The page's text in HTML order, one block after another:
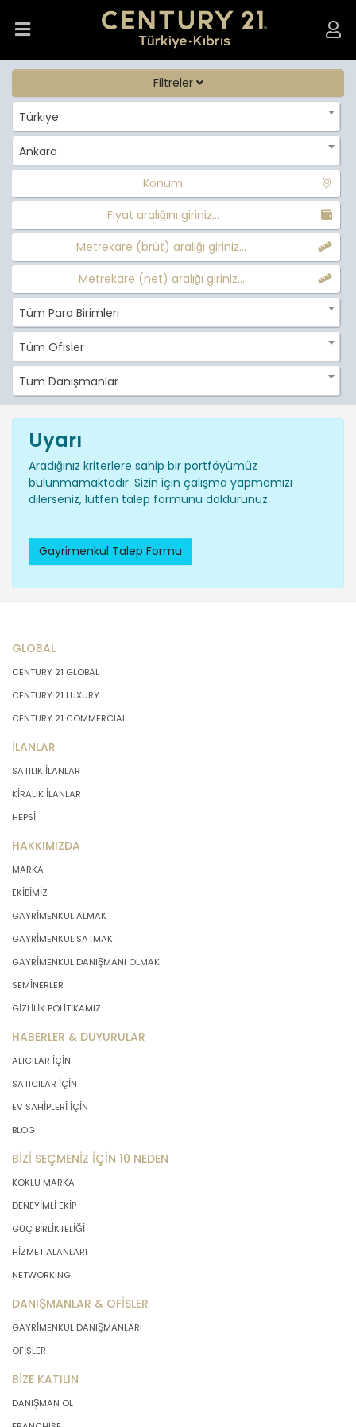
Filtreler
Türkiye
Ankara
Konum
Fiyat aralığını giriniz...
Metrekare (brüt) aralığı giriniz...
Metrekare (net) aralığı giriniz...
Tüm Para Birimleri
Tüm Ofisler
Tüm Danışmanlar
Uyarı
Aradığınız kriterlere sahip bir portföyümüz
bulunmamaktadır. Sizin için çalışma yapmamızı
dilerseniz, lütfen talep formunu doldurunuz.
Gayrimenkul Talep Formu
GLOBAL
CENTURY 21 GLOBAL
CENTURY 21 LUXURY
CENTURY 21 COMMERCIAL
İLANLAR
SATILIK İLANLAR
KİRALIK İLANLAR
HEPSİ
HAKKIMIZDA
MARKA
EKİBİMİZ
GAYRİMENKUL ALMAK
GAYRİMENKUL SATMAK
GAYRİMENKUL DANIŞMANI OLMAK
SEMİNERLER
GİZLİLİK POLİTİKAMIZ
HABERLER & DUYURULAR
ALICILAR İÇİN
SATICILAR İÇİN
EV SAHİPLERİ İÇİN
BLOG
BİZİ SEÇMENİZ İÇİN 10 NEDEN
KÖKLÜ MARKA
DENEYİMLİ EKİP
GÜÇ BİRLİKTELİĞİ
HİZMET ALANLARI
NETWORKING
DANIŞMANLAR & OFİSLER
GAYRİMENKUL DANIŞMANLARI
OFİSLER
BİZE KATILIN
DANIŞMAN OL